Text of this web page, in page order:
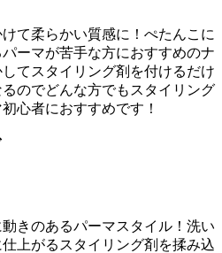
て柔らかい質感に！ぺたんこに
ーマが苦手な方におすすめのナ
てスタイリング剤を付けるだけ
のでどんな方でもスタイリング
心者におすすめです！
きのあるパーマスタイル！洗い
上がるスタイリング剤を揉み込